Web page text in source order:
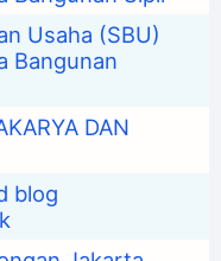
Usaha (SBU)
Bangunan
DAN
blog